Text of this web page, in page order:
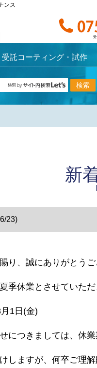
ンス
受
受託コーティング・試作
ンス
受付時間
コーティング・試作
新
23)
り、誠にありがとう
季休業とさせていた
1日(金)
につきましては、休
しますが、何卒ご理